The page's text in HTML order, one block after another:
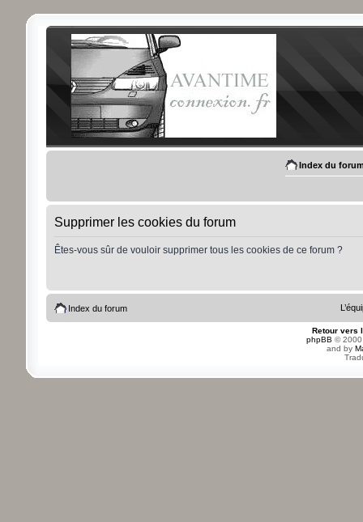
Index du
Supprimer les cookies du forum
Êtes-vous sûr de vouloir supprimer tous les cookies de ce forum ?
Index du forum
Retour vers
phpBB ©
and by